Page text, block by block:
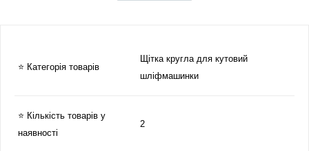
⭐ Категорія товарів
Щітка кругла для кутовий
шліфмашинки
⭐ Кількість товарів у
наявності
2